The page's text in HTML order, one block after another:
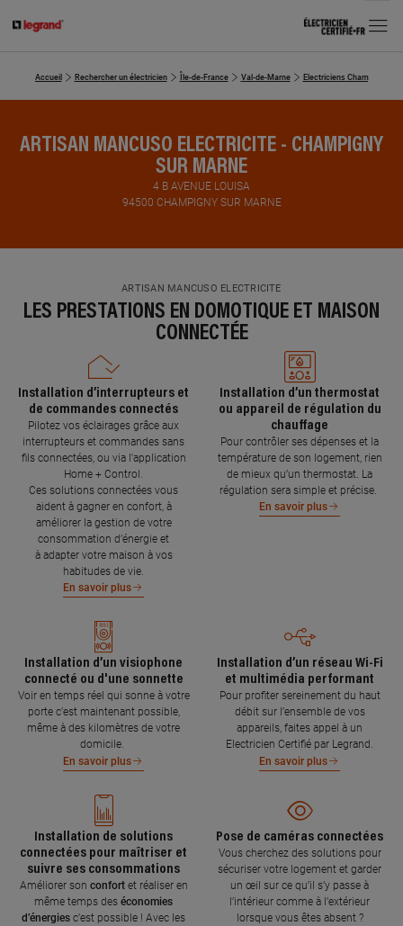
MENU
Accueil Rechercher un électricien Île-de-France Val-de-Marne Electriciens Champigny-
ARTISAN MANCUSO ELECTRICITE - CHAMPIGNY
SUR MARNE
4 B AVENUE LOUISA
94500 CHAMPIGNY SUR MARNE
ARTISAN MANCUSO ELECTRICITE
LES PRESTATIONS EN DOMOTIQUE ET MAISON
CONNECTÉE
Installation d’interrupteurs et
de commandes connectés
Pilotez vos éclairages grâce aux
interrupteurs et commandes sans
fils connectées, ou via l'application
Home + Control.
Ces solutions connectées vous
aident à gagner en confort, à
améliorer la gestion de votre
consommation d’énergie et
à adapter votre maison à vos
habitudes de vie.
En savoir plus
Installation d’un thermostat
ou appareil de régulation du
chauffage
Pour contrôler ses dépenses et la
température de son logement, rien
de mieux qu’un thermostat. La
régulation sera simple et précise.
En savoir plus
Installation d’un visiophone
connecté ou d'une sonnette
Voir en temps réel qui sonne à votre
porte c’est maintenant possible,
même à des kilomètres de votre
domicile.
En savoir plus
Installation d’un réseau Wi-Fi
et multimédia performant
Pour profiter sereinement du haut
débit sur l’ensemble de vos
appareils, faites appel à un
Electricien Certifié par Legrand.
En savoir plus
Installation de solutions
connectées pour maîtriser et
suivre ses consommations
Améliorer son confort et réaliser en
même temps des économies
d’énergies c’est possible ! Avec les
Pose de caméras connectées
Vous cherchez des solutions pour
sécuriser votre logement et garder
un œil sur ce qu’il s’y passe à
l’intérieur comme à l’extérieur
lorsque vous êtes absent ?